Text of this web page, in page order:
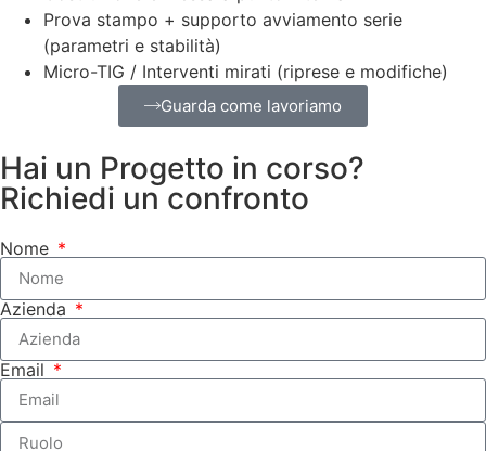
Prova stampo + supporto avviamento serie
(parametri e stabilità)
Micro-TIG / Interventi mirati (riprese e modifiche)
Guarda come lavoriamo
Hai un Progetto in corso?
Richiedi un confronto
Nome
Azienda
Email